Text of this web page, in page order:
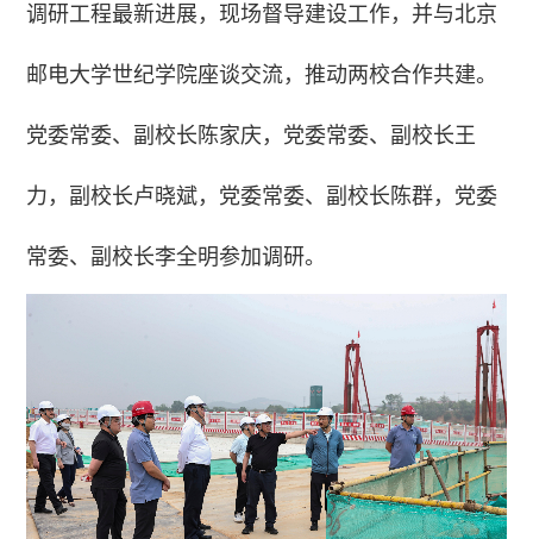
调研工程最新进展，现场督导建设工作，并与北京
邮电大学世纪学院座谈交流，推动两校合作共建。
党委常委、副校长陈家庆，党委常委、副校长王
力，副校长卢晓斌，党委常委、副校长陈群，党委
常委、副校长李全明参加调研。